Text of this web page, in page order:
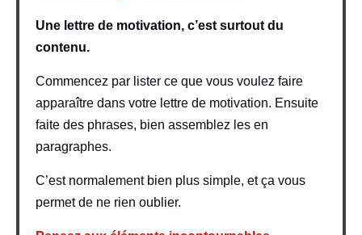
Une lettre de motivation, c’est surtout du
contenu.
Commencez par lister ce que vous voulez faire
apparaître dans votre lettre de motivation. Ensuite
faite des phrases, bien assemblez les en
paragraphes.
C’est normalement bien plus simple, et ça vous
permet de ne rien oublier.